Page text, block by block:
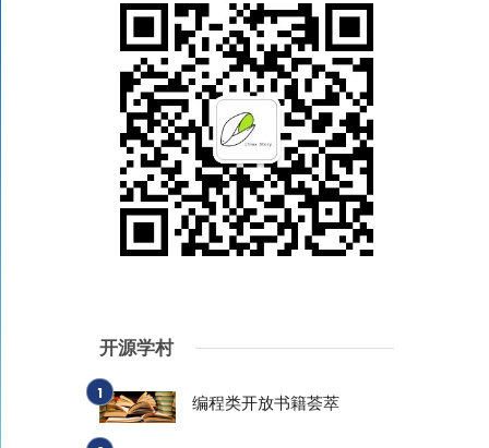
开源学村
编程类开放书籍荟萃